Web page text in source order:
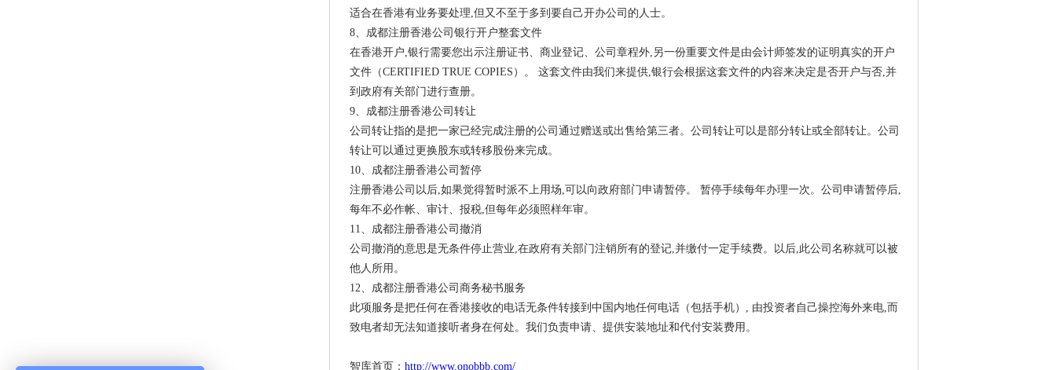
适合在香港有业务要处理,但又不至于多到要自己开办公司的人士。
8、成都注册香港公司银行开户整套文件
在香港开户,银行需要您出示注册证书、商业登记、公司章程外,另一份重要文件是由会计师签发的证明真实的开户
文件（CERTIFIED TRUE COPIES）。 这套文件由我们来提供,银行会根据这套文件的内容来决定是否开户与否,并
到政府有关部门进行查册。
9、成都注册香港公司转让
公司转让指的是把一家已经完成注册的公司通过赠送或出售给第三者。公司转让可以是部分转让或全部转让。公司
转让可以通过更换股东或转移股份来完成。
10、成都注册香港公司暂停
注册香港公司以后,如果觉得暂时派不上用场,可以向政府部门申请暂停。 暂停手续每年办理一次。公司申请暂停后,
每年不必作帐、审计、报税,但每年必须照样年审。
11、成都注册香港公司撤消
公司撤消的意思是无条件停止营业,在政府有关部门注销所有的登记,并缴付一定手续费。以后,此公司名称就可以被
他人所用。
12、成都注册香港公司商务秘书服务
此项服务是把任何在香港接收的电话无条件转接到中国内地任何电话（包括手机）, 由投资者自己操控海外来电,而
致电者却无法知道接听者身在何处。我们负责申请、提供安装地址和代付安装费用。
智库首页： http://www.onobbb.com/